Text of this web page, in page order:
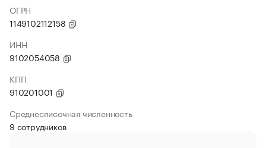
ОГРН
1149102112158
ИНН
9102054058
КПП
910201001
Среднесписочная численность
9 сотрудников